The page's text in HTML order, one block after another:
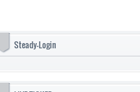
Steady-Login